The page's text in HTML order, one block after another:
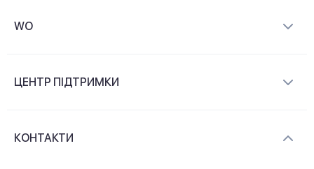
WO
Контакти
ЦЕНТР ПІДТРИМКИ
КОНТАКТИ